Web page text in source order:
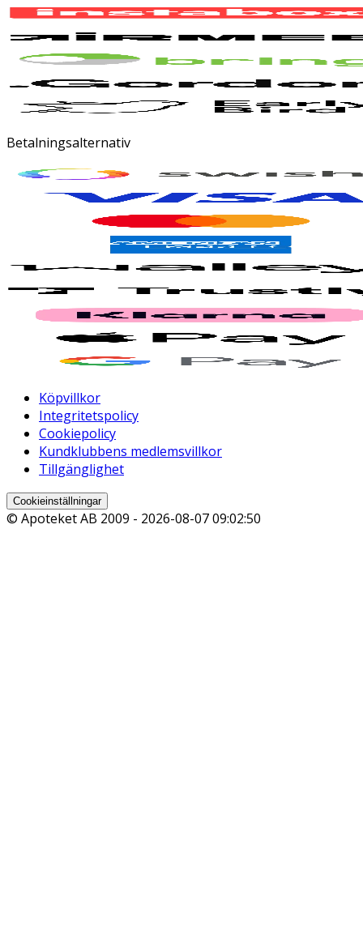
Betalningsalternativ
Köpvillkor
Integritetspolicy
Cookiepolicy
Kundklubbens medlemsvillkor
Tillgänglighet
Cookieinställningar
© Apoteket AB 2009 - 2026-08-07 09:02:50